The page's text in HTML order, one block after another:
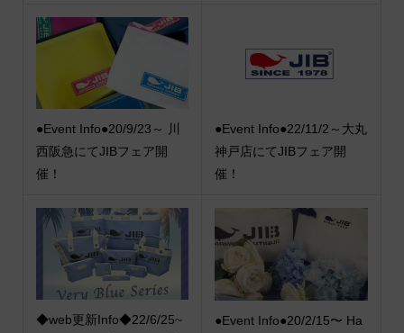
●Event Info●20/9/23～ 川
西阪急にてJIBフェア開
催！
●Event Info●22/11/2～大丸
神戸店にてJIBフェア開
催！
◆web更新Info◆22/6/25~
●Event Info●20/2/15〜 Ha